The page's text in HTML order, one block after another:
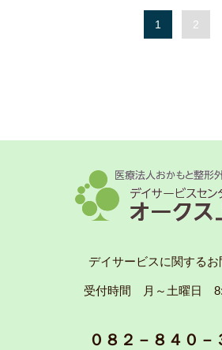
1 2
デイサービスに関するお
受付時間 月～土曜日
０８２－８４０－